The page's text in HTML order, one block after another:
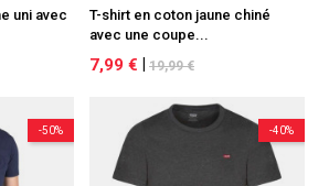
uni avec
T-shirt en coton jaune chiné
avec une coupe...
7,99 € 19,99 €
-50% -40%